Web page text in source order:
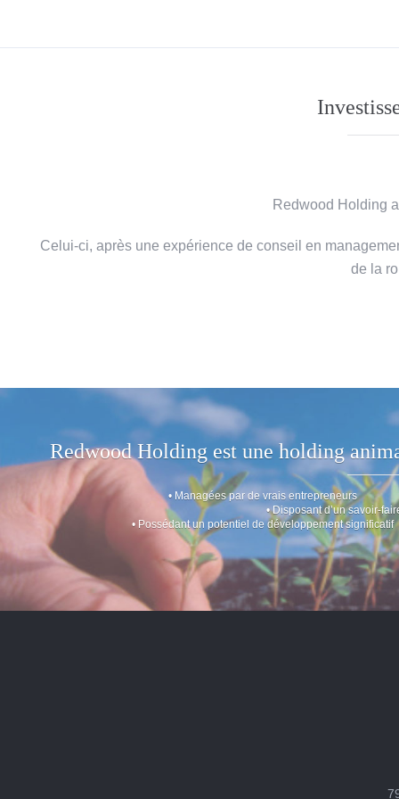
Redwood Holding
Celui-ci, après une expérience de conseil en
de la
Redwood Holding est une holding
• Managées par de vrais entrepreneurs
• Disposant d’un savoir-
• Possédant un potentiel de développement significatif